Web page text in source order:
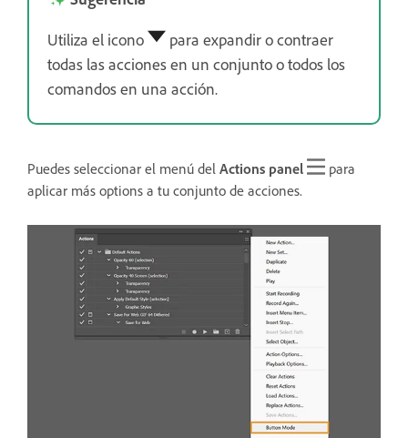
Utiliza el icono
para expandir o contraer
todas las acciones en un conjunto o todos los
comandos en una acción.
Puedes seleccionar el menú del Actions panel
para
aplicar más options a tu conjunto de acciones.